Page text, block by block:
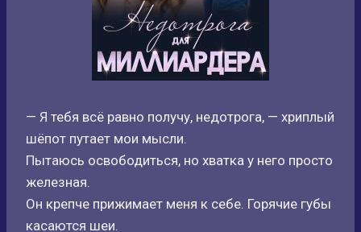
— Я тебя всё равно получу, недотрога, — хриплый
шёпот путает мои мысли.
Пытаюсь освободиться, но хватка у него просто
железная.
Он крепче прижимает меня к себе. Горячие губы
касаются шеи.